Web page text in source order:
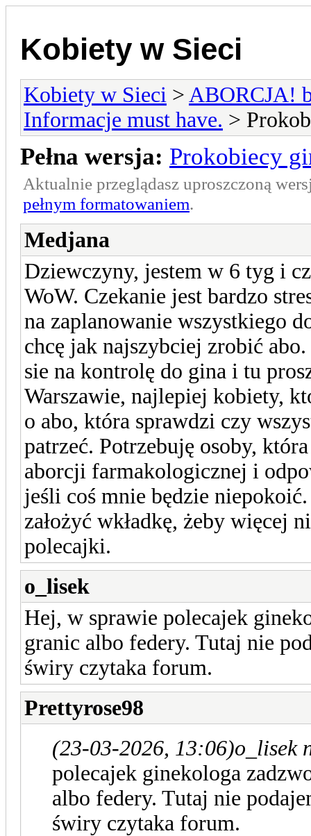
Kobiety w Sieci
Kobiety w Sieci > ABORCJA!
Informacje must have. >
Pełna wersja: Prokobiecy
Aktualnie przeglądasz uproszczoną
pełnym formatowaniem.
Medjana
Dziewczyny, jestem w 6 tyg i
WoW. Czekanie jest bardzo
na zaplanowanie wszystkiego
chcę jak najszybciej zrobić
sie na kontrolę do gina i tu
Warszawie, najlepiej kobiety,
o abo, która sprawdzi czy
patrzeć. Potrzebuję osoby,
aborcji farmakologicznej i
jeśli coś mnie będzie
założyć wkładkę, żeby więcej
polecajki.
o_lisek
Hej, w sprawie polecajek
granic albo federy. Tutaj nie
świry czytaka forum.
Prettyrose98
(23-03-2026, 13:06)o_lisek
polecajek ginekologa
albo federy. Tutaj nie
świry czytaka forum.